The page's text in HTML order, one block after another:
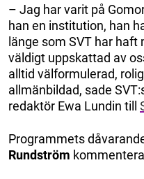
– Jag har varit på
han en institution, han
länge som SVT har
väldigt uppskattad av
alltid välformulerad,
allmänbildad, sade
redaktör Ewa Lundin till
Programmets
Rundström